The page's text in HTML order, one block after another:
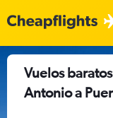
Vuelos
Antonio a